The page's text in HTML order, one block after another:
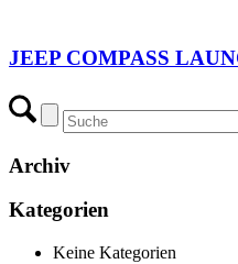
JEEP COMPASS
Archiv
Kategorien
Keine Kategorien